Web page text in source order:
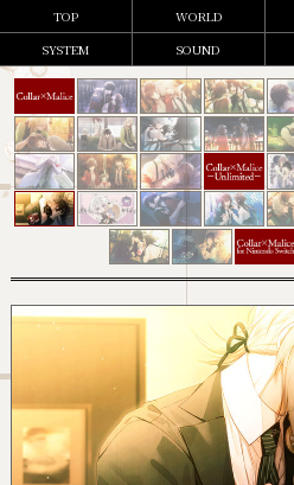
TOP WORLD
SYSTEM
SOUND